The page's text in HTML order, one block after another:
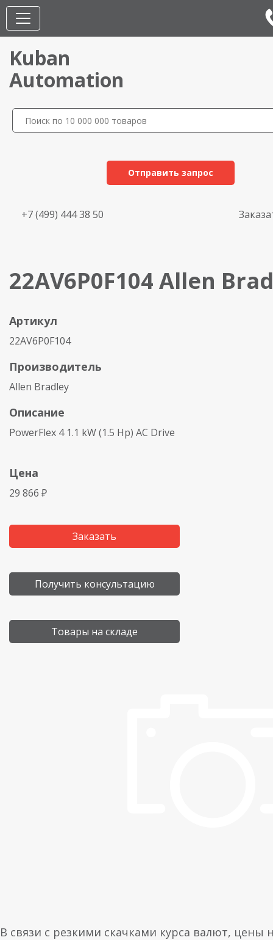
Kuban
Automation
Отправить запрос
+7 (499) 444 38 50
22AV6P0F104 Allen
Артикул
22AV6P0F104
Производитель
Allen Bradley
Описание
PowerFlex 4 1.1 kW (1.5 Hp) AC Drive
Цена
29 866 ₽
Заказать
Получить консультацию
Товары на складе
В связи с резкими скачками курса валют, цены